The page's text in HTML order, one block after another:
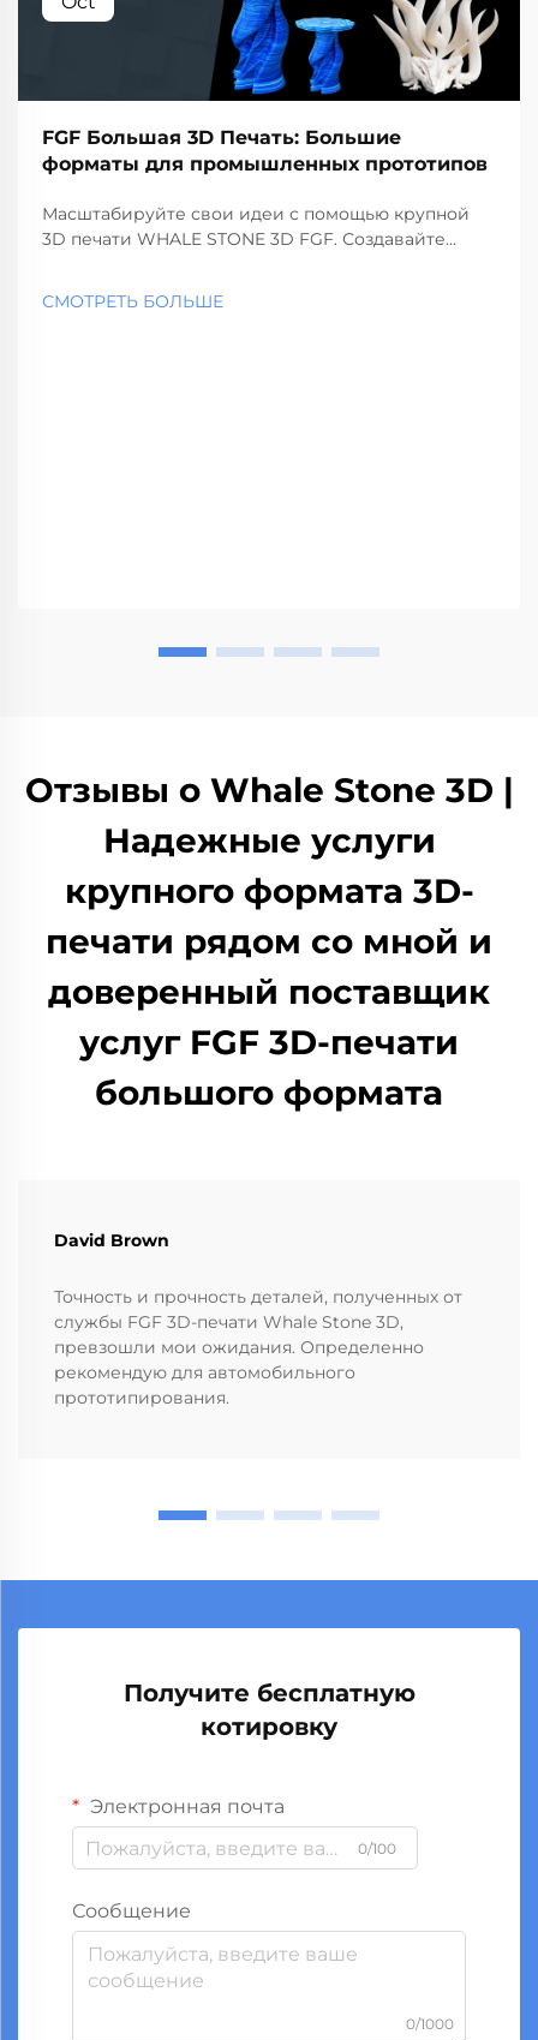
FGF Большая 3D Печать: Большие
форматы для промышленных прототипов
Масштабируйте свои идеи с помощью крупной
3D печати WHALE STONE 3D FGF. Создавайте
СМОТРЕТЬ БОЛЬШЕ
Отзывы о Whale Stone 3D |
Надежные услуги
крупного формата 3D-
печати рядом со мной и
доверенный поставщик
услуг FGF 3D-печати
большого формата
David Brown
Точность и прочность деталей, полученных от
службы FGF 3D-печати Whale Stone 3D,
превзошли мои ожидания. Определенно
рекомендую для автомобильного
прототипирования.
Получите бесплатную
котировку
Электронная почта
0/100
Сообщение
0/1000